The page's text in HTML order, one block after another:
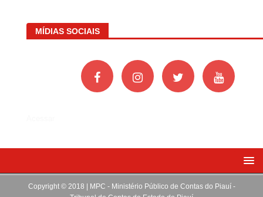
MÍDIAS SOCIAIS
Copyright © 2018 | MPC - Ministério Público de Contas do Piauí -